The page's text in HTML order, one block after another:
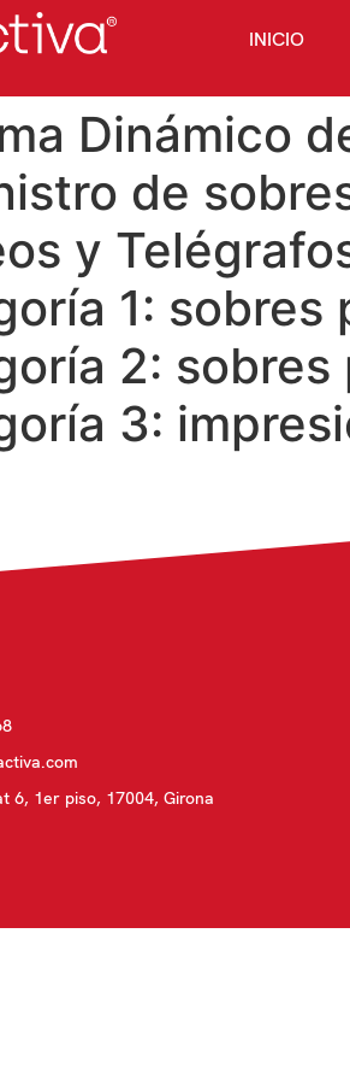
INICIO
Dinámico
de
y
1: sobres
2:
3:
6, 1er piso, 17004, Girona